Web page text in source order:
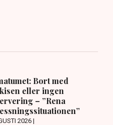
Bort med
eller ingen
– ”Rena
2026 |